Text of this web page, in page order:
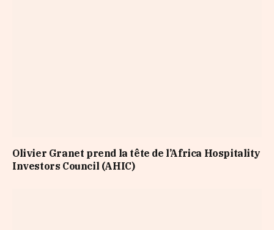
Olivier Granet prend la tête de l’Africa Hospitality
Investors Council (AHIC)